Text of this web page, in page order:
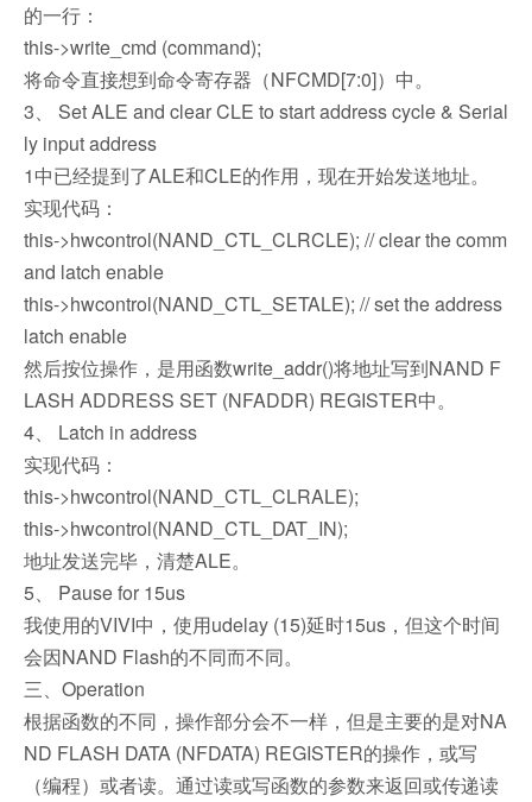
的一行：
this->write_cmd (command);
将命令直接想到命令寄存器（NFCMD[7:0]）中。
3、 Set ALE and clear CLE to start address cycle & Serial
ly input address
1中已经提到了ALE和CLE的作用，现在开始发送地址。
实现代码：
this->hwcontrol(NAND_CTL_CLRCLE); // clear the comm
and latch enable
this->hwcontrol(NAND_CTL_SETALE); // set the address
latch enable
然后按位操作，是用函数write_addr()将地址写到NAND F
LASH ADDRESS SET (NFADDR) REGISTER中。
4、 Latch in address
实现代码：
this->hwcontrol(NAND_CTL_CLRALE);
this->hwcontrol(NAND_CTL_DAT_IN);
地址发送完毕，清楚ALE。
5、 Pause for 15us
我使用的VIVI中，使用udelay (15)延时15us，但这个时间
会因NAND Flash的不同而不同。
三、Operation
根据函数的不同，操作部分会不一样，但是主要的是对NA
ND FLASH DATA (NFDATA) REGISTER的操作，或写
（编程）或者读。通过读或写函数的参数来返回或传递读